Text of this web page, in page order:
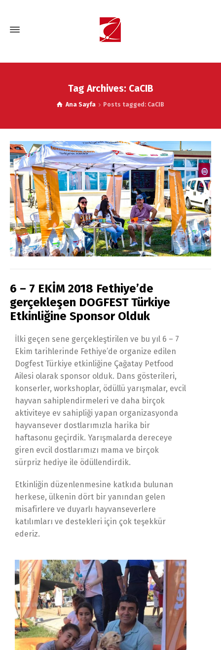
Tag Archives: CaCIB
Ana Sayfa Posts tagged: CaCIB
6 – 7 EKİM 2018 Fethiye’de
gerçekleşen DOGFEST Türkiye
Etkinliğine Sponsor Olduk
İlki geçen sene gerçekleştirilen ve bu yıl 6 – 7
Ekim tarihlerinde Fethiye’de organize edilen
Dogfest Türkiye etkinliğine Çağatay Petfood
Ailesi olarak sponsor olduk. Dans gösterileri,
konserler, workshoplar, ödüllü yarışmalar, evcil
hayvan sahiplendirmeleri ve daha birçok
aktiviteye ev sahipliği yapan organizasyonda
hayvansever dostlarımızla harika bir
haftasonu geçirdik. Yarışmalarda dereceye
giren evcil dostlarımızı mama ve birçok
sürpriz hediye ile ödüllendirdik.
Etkinliğin düzenlenmesine katkıda bulunan
herkese, ülkenin dört bir yanından gelen
misafirlere ve duyarlı hayvanseverlere
katılımları ve destekleri için çok teşekkür
ederiz.